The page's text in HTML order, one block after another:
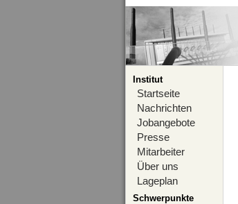
Institut
Startseite
Nachrichten
Jobangebote
Presse
Mitarbeiter
Über uns
Lageplan
Schwerpunkte